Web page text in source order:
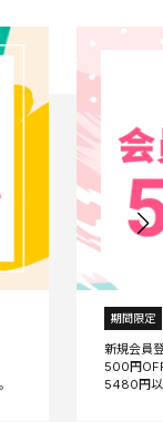
期間限定
新規会員
500円